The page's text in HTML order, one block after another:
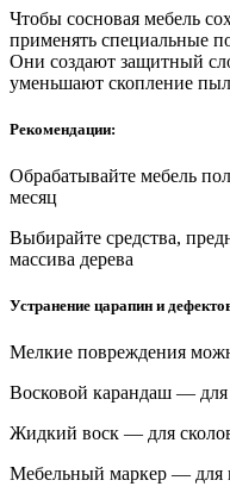
Чтобы сосновая мебель
применять специальные
Они создают защитный
уменьшают скопление
Рекомендации:
Обрабатывайте мебель
месяц
Выбирайте средства,
массива дерева
Устранение царапин и
Мелкие повреждения
Восковой карандаш — для
Жидкий воск — для
Мебельный маркер — для